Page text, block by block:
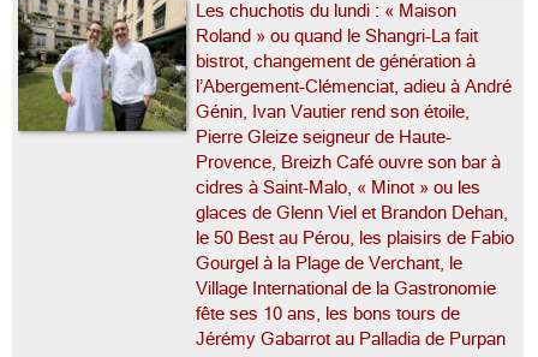
Les chuchotis du lundi : « Maison
Roland » ou quand le Shangri-La fait
bistrot, changement de génération à
l’Abergement-Clémenciat, adieu à André
Génin, Ivan Vautier rend son étoile,
Pierre Gleize seigneur de Haute-
Provence, Breizh Café ouvre son bar à
cidres à Saint-Malo, « Minot » ou les
glaces de Glenn Viel et Brandon Dehan,
le 50 Best au Pérou, les plaisirs de Fabio
Gourgel à la Plage de Verchant, le
Village International de la Gastronomie
fête ses 10 ans, les bons tours de
Jérémy Gabarrot au Palladia de Purpan